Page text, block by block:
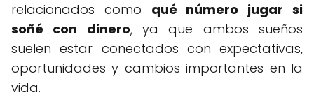
relacionados como qué número jugar si
soñé con dinero, ya que ambos sueños
suelen estar conectados con expectativas,
oportunidades y cambios importantes en la
vida.